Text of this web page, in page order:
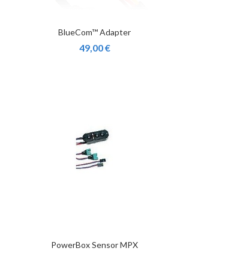
BlueCom™ Adapter
49,00 €
PowerBox Sensor MPX